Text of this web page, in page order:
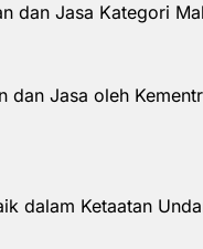
dan Jasa Kategori
Jasa oleh
dalam Ketaatan